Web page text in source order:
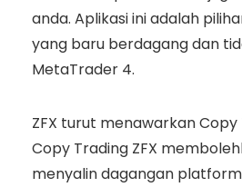
anda. Aplikasi ini adalah
yang baru berdagang dan
MetaTrader 4.
ZFX turut menawarkan
Copy Trading ZFX
menyalin dagangan